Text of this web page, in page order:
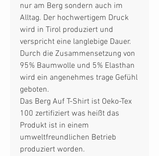
nur am Berg sondern auch im
Alltag. Der hochwertigem Druck
wird in Tirol produziert und
verspricht eine langlebige Dauer.
Durch die Zusammensetzung von
95% Baumwolle und 5% Elasthan
wird ein angenehmes trage Gefühl
geboten.
Das Berg Auf T-Shirt ist Oeko-Tex
100 zertifiziert was heißt das
Produkt ist in einem
umweltfreundlichen Betrieb
produziert worden.